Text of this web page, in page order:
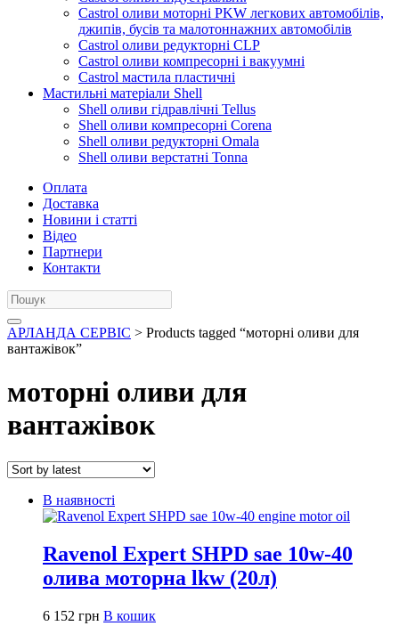
Castrol оливи моторні PKW легкових автомобілів,
джипів, бусів та малотоннажних автомобілів
Castrol оливи редукторні CLP
Castrol оливи компресорні і вакуумні
Castrol мастила пластичні
Мастильні матеріали Shell
Shell оливи гідравлічні Tellus
Shell оливи компресорні Corena
Shell оливи редукторні Omala
Shell оливи верстатні Tonna
Оплата
Доставка
Новини і статті
Відео
Партнери
Контакти
АРЛАНДА СЕРВІС > Products tagged “моторні оливи для
вантажівок”
моторні оливи для
вантажівок
В наявності
Ravenol Expert SHPD sae 10w-40
олива моторна lkw (20л)
6 152 грн В кошик